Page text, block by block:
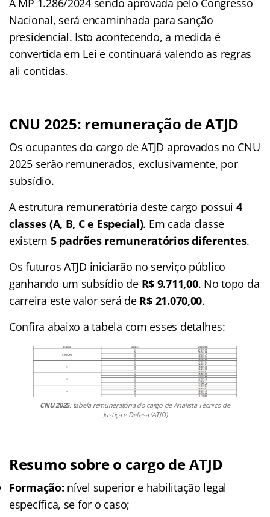
A MP 1.286/2024 sendo aprovada pelo Congresso
Nacional, será encaminhada para sanção
presidencial. Isto acontecendo, a medida é
convertida em Lei e continuará valendo as regras
ali contidas.
CNU 2025: remuneração de ATJD
Os ocupantes do cargo de ATJD aprovados no CNU
2025 serão remunerados, exclusivamente, por
subsídio.
A estrutura remuneratória deste cargo possui 4
classes (A, B, C e Especial). Em cada classe
existem 5 padrões remuneratórios diferentes.
Os futuros ATJD iniciarão no serviço público
ganhando um subsídio de R$ 9.711,00. No topo da
carreira este valor será de R$ 21.070,00.
Confira abaixo a tabela com esses detalhes:
CNU 2025: tabela remuneratória do cargo de Analista Técnico de
Justiça e Defesa (ATJD)
Resumo sobre o cargo de ATJD
Formação: nível superior e habilitação legal
específica, se for o caso;